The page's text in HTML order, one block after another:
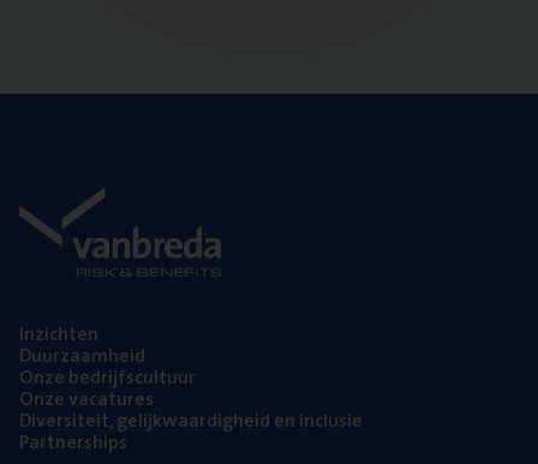
Inzich­ten
Duur­zaam­heid
Onze bedrijfs­cul­tuur
Onze vaca­tu­res
Diver­si­teit, gelijk­waar­dig­heid en inclusie
Part­ner­ships